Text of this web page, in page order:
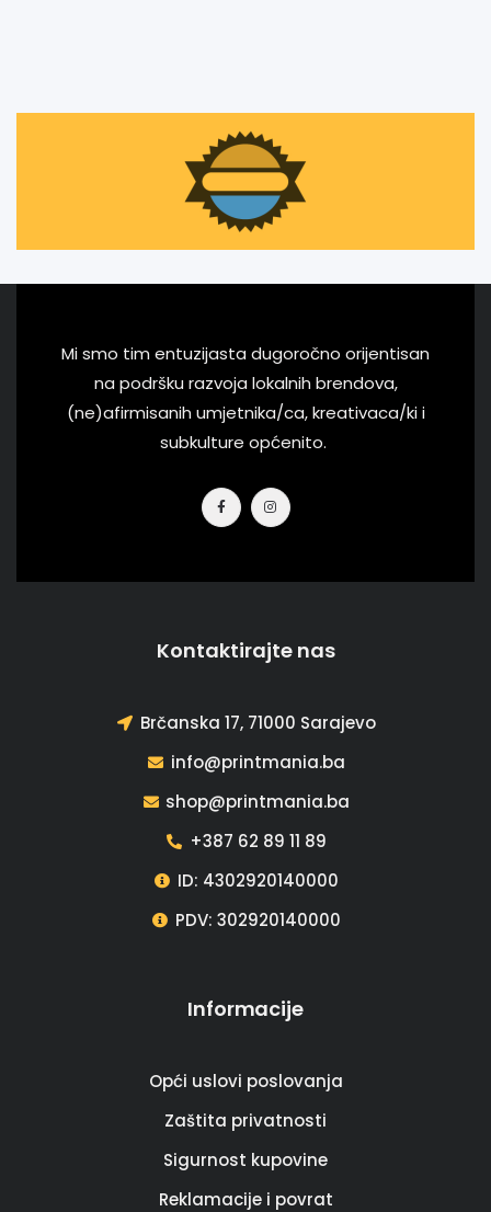
Mi smo tim entuzijasta dugoročno orijentisan
na podršku razvoja lokalnih brendova,
(ne)afirmisanih umjetnika/ca, kreativaca/ki i
subkulture općenito.
Kontaktirajte nas
Brčanska 17, 71000 Sarajevo
info@printmania.ba
shop@printmania.ba
+387 62 89 11 89
ID: 4302920140000
PDV: 302920140000
Informacije
Opći uslovi poslovanja
Zaštita privatnosti
Sigurnost kupovine
Reklamacije i povrat